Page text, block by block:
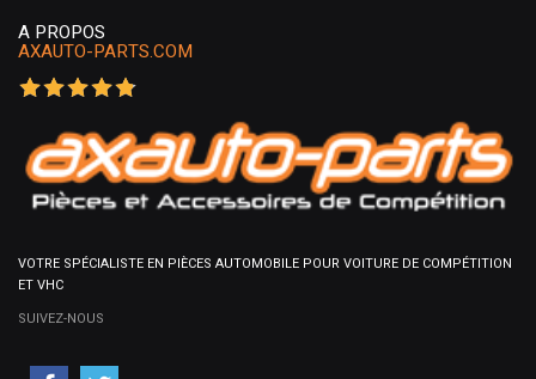
A PROPOS
AXAUTO-PARTS.COM
VOTRE SPÉCIALISTE EN PIÈCES AUTOMOBILE POUR VOITURE DE COMPÉTITION
ET VHC
SUIVEZ-NOUS